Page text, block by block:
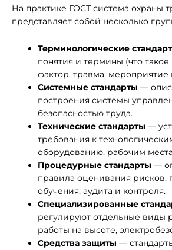
На практике ГОСТ система охраны
представляет собой несколько
Терминологические
понятия и термины (что
фактор, травма, мероприятие
Системные стандарты —
построения системы
безопасностью труда.
Технические стандарты —
требования к
оборудованию, рабочим
Процедурные стандарты —
правила оценивания рисков,
обучения, аудита и контроля.
Специализированные
регулируют отдельные виды
работы на высоте,
Средства защиты —